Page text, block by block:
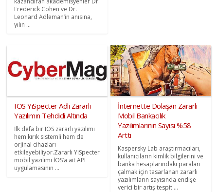
Frederick Cohen ve Dr.
Leonard Adleman’in anısına,
yılın ...
IOS YiSpecter Adlı Zararlı
Yazılımın Tehdidi Altında
İlk defa bir IOS zararlı yazılımı
hem kırık sistemli hem de
orjinal cihazları
etkileyebiliyor.Zararlı YiSpecter
mobil yazılımı İOS’a ait API
uygulamasının ...
İnternette Dolaşan Zararlı
Mobil Bankacılık
Yazılımlarının Sayısı %58
Arttı
Kaspersky Lab araştırmacıları,
kullanıcıların kimlik bilgilerini ve
banka hesaplarındaki paraları
çalmak için tasarlanan zararlı
yazılımların sayısında endişe
verici bir artış tespit ...